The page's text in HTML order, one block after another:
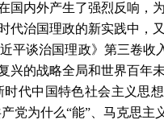
国内外产生了强烈反响
代治国理政的新实践中
平谈治国理政》第三卷收
兴的战略全局和世界百
代中国特色社会主义思
党为什么“能”、马克思